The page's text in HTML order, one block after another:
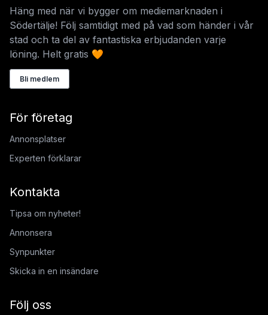
Häng med när vi bygger om mediemarknaden i
Södertälje! Följ samtidigt med på vad som händer i vår
stad och ta del av fantastiska erbjudanden varje
löning. Helt gratis 🧡
Bli medlem
För företag
Annonsplatser
Experten förklarar
Kontakta
Tipsa om nyheter!
Annonsera
Synpunkter
Skicka in en insändare
Följ oss